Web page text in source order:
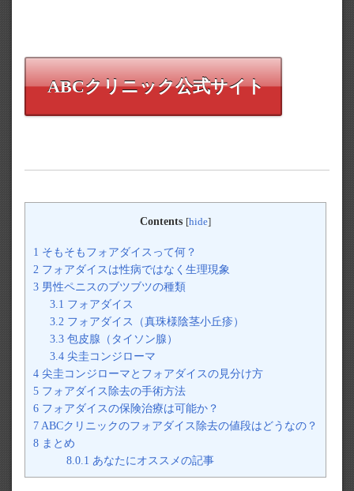
ABCクリニック公式サイト
Contents [hide]
1 そもそもフォアダイスって何？
2 フォアダイスは性病ではなく生理現象
3 男性ペニスのブツブツの種類
3.1 フォアダイス
3.2 フォアダイス（真珠様陰茎小丘疹）
3.3 包皮腺（タイソン腺）
3.4 尖圭コンジローマ
4 尖圭コンジローマとフォアダイスの見分け方
5 フォアダイス除去の手術方法
6 フォアダイスの保険治療は可能か？
7 ABCクリニックのフォアダイス除去の値段はどうなの？
8 まとめ
8.0.1 あなたにオススメの記事